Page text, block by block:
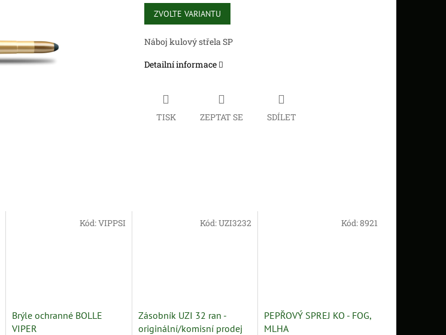
Měrná
cena:
ZVOLTE VARIANTU
Náboj kulový střela SP
Detailní informace
TISK ZEPTAT SE SDÍLET
Brýle ochranné BOLLE
VIPER
Kód:VIPPSI
Zásobník UZI 32 ran -
originální/komisní prodej
Kód:UZI3232
PEPŘOVÝ SPREJ KO - FOG,
MLHA
Kód:8921